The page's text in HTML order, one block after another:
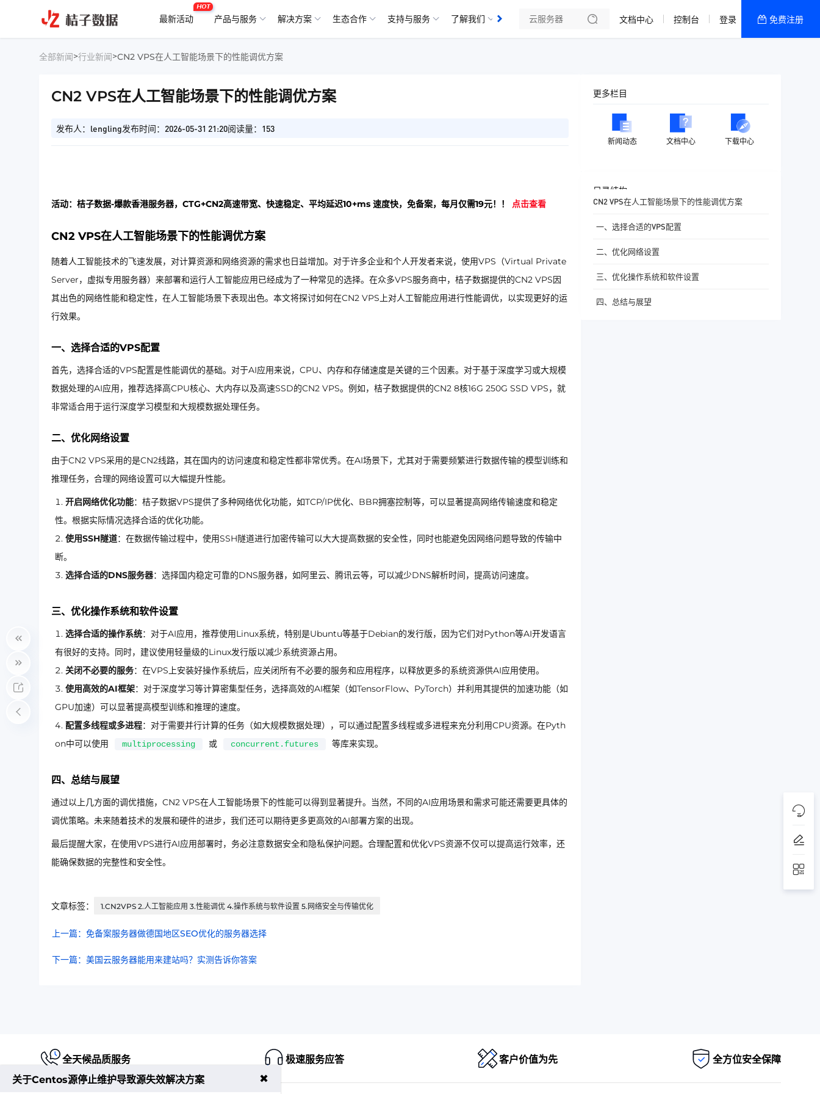
最新活动
HOT
产品与服务 解决方案 生态合作 支持与服务
了解我们
香港精品CN2云
文档中心 控制台 登录 免费注册
全部新闻>行业新闻>CN2 VPS在人工智能场景下的性能调优方案
CN2 VPS在人工智能场景下的性能调优方案
发布人：lengling发布时间：2026-05-31 21:20阅读量：153
活动：桔子数据-爆款香港服务器，CTG+CN2高速带宽、快速稳定、平均延迟10+ms 速度快，免备案，每月仅需19元！！ 点击查看
CN2 VPS在人工智能场景下的性能调优方案
随着人工智能技术的飞速发展，对计算资源和网络资源的需求也日益增加。对于许多企业和个人开发者来说，使用VPS（Virtual Private
Server，虚拟专用服务器）来部署和运行人工智能应用已经成为了一种常见的选择。在众多VPS服务商中，桔子数据提供的CN2 VPS因
其出色的网络性能和稳定性，在人工智能场景下表现出色。本文将探讨如何在CN2 VPS上对人工智能应用进行性能调优，以实现更好的运
行效果。
一、选择合适的VPS配置
首先，选择合适的VPS配置是性能调优的基础。对于AI应用来说，CPU、内存和存储速度是关键的三个因素。对于基于深度学习或大规模
数据处理的AI应用，推荐选择高CPU核心、大内存以及高速SSD的CN2 VPS。例如，桔子数据提供的CN2 8核16G 250G SSD VPS，就
非常适合用于运行深度学习模型和大规模数据处理任务。
二、优化网络设置
由于CN2 VPS采用的是CN2线路，其在国内的访问速度和稳定性都非常优秀。在AI场景下，尤其对于需要频繁进行数据传输的模型训练和
推理任务，合理的网络设置可以大幅提升性能。
开启网络优化功能：桔子数据VPS提供了多种网络优化功能，如TCP/IP优化、BBR拥塞控制等，可以显著提高网络传输速度和稳定
性。根据实际情况选择合适的优化功能。
使用SSH隧道：在数据传输过程中，使用SSH隧道进行加密传输可以大大提高数据的安全性，同时也能避免因网络问题导致的传输中
断。
选择合适的DNS服务器：选择国内稳定可靠的DNS服务器，如阿里云、腾讯云等，可以减少DNS解析时间，提高访问速度。
三、优化操作系统和软件设置
选择合适的操作系统：对于AI应用，推荐使用Linux系统，特别是Ubuntu等基于Debian的发行版，因为它们对Python等AI开发语言
有很好的支持。同时，建议使用轻量级的Linux发行版以减少系统资源占用。
关闭不必要的服务：在VPS上安装好操作系统后，应关闭所有不必要的服务和应用程序，以释放更多的系统资源供AI应用使用。
使用高效的AI框架：对于深度学习等计算密集型任务，选择高效的AI框架（如TensorFlow、PyTorch）并利用其提供的加速功能（如
GPU加速）可以显著提高模型训练和推理的速度。
配置多线程或多进程：对于需要并行计算的任务（如大规模数据处理），可以通过配置多线程或多进程来充分利用CPU资源。在Pyth
on中可以使用
multiprocessing 或 concurrent.futures 等库来实现。
四、总结与展望
通过以上几方面的调优措施，CN2 VPS在人工智能场景下的性能可以得到显著提升。当然，不同的AI应用场景和需求可能还需要更具体的
调优策略。未来随着技术的发展和硬件的进步，我们还可以期待更多更高效的AI部署方案的出现。
最后提醒大家，在使用VPS进行AI应用部署时，务必注意数据安全和隐私保护问题。合理配置和优化VPS资源不仅可以提高运行效率，还
能确保数据的完整性和安全性。
文章标签： 1.CN2VPS 2.人工智能应用 3.性能调优 4.操作系统与软件设置 5.网络安全与传输优化
上一篇：免备案服务器做德国地区SEO优化的服务器选择
下一篇：美国云服务器能用来建站吗？实测告诉你答案
更多栏目
新闻动态 文档中心 下载中心
目录结构
CN2 VPS在人工智能场景下的性能调优方案
一、选择合适的VPS配置
二、优化网络设置
三、优化操作系统和软件设置
四、总结与展望
全天候品质服务 极速服务应答 客户价值为先
全方位安全保障
关于Centos源停止维护导致源失效解决方案
✖